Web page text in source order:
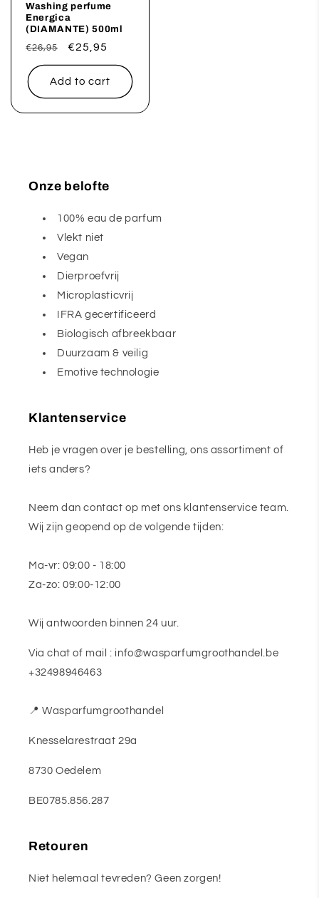
Washing perfume
Energica
(DIAMANTE) 500ml
Regular
price
€26,95
Sale
price
€25,95
Add to cart
Onze belofte
100% eau de parfum
Vlekt niet
Vegan
Dierproefvrij
Microplasticvrij
IFRA gecertificeerd
Biologisch afbreekbaar
Duurzaam & veilig
Emotive technologie
Klantenservice
Heb je vragen over je bestelling, ons assortiment of
iets anders?
Neem dan contact op met ons klantenservice team.
Wij zijn geopend op de volgende tijden:
Ma-vr: 09:00 - 18:00
Za-zo: 09:00-12:00
Wij antwoorden binnen 24 uur.
Via chat of mail : info@wasparfumgroothandel.be
+32498946463
📍 Wasparfumgroothandel
Knesselarestraat 29a
8730 Oedelem
BE0785.856.287
Retouren
Niet helemaal tevreden? Geen zorgen!